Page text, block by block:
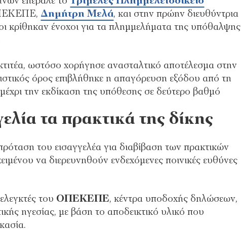
Δημήτρη Μελά, και στην πρώην διευθύντρια
κρίθηκαν ένοχοι για τα πλημμελήματα της υπόθαλψης
ωστόσο χορήγησε ανασταλτικό αποτέλεσμα στην
όρος επιβλήθηκε η απαγόρευση εξόδου από τη
την εκδίκαση της υπόθεσης σε δεύτερο βαθμό
τα πρακτικά της δίκης
του εισαγγελέα για διαβίβαση των πρακτικών
να διερευνηθούν ενδεχόμενες ποινικές ευθύνες
του ΟΠΕΚΕΠΕ, κέντρα υποδοχής δηλώσεων,
ηγεσίας, με βάση το αποδεικτικό υλικό που